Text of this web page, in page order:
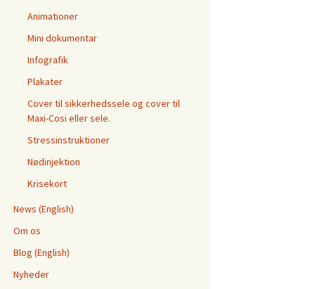
Animationer
Mini dokumentar
Infografik
Plakater
Cover til sikkerhedssele og cover til
Maxi-Cosi eller sele.
Stressinstruktioner
Nødinjektion
Krisekort
News (English)
Om os
Blog (English)
Nyheder